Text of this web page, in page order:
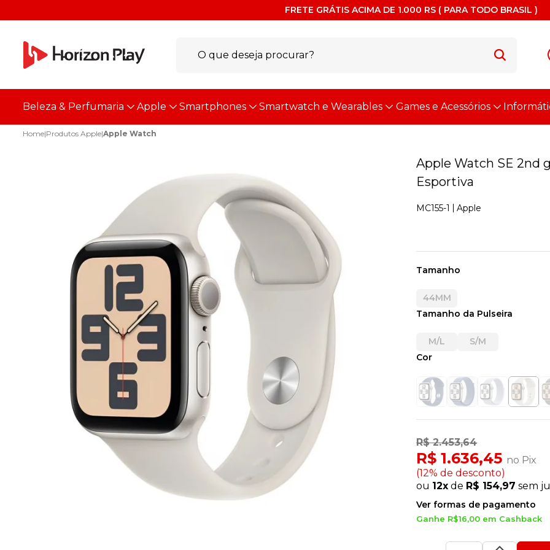
FRETE GRÁTIS ACIMA DE 1.000 RS ( PARA TODO BRASIL )
Beleza & Perfumaria Apple Smartphones Smartwatch e Wearables Games e Acessórios
Home|Produtos Apple|Apple Watch
Apple Watch SE 2nd
Esportiva
MC155-1 Apple
R$ 2.453,64
R$ 1.636,45 no Pix
(12% de desconto)
ou 12x de R$ 154,97 sem
Ver formas de pagamento
Ganhe R$16,00 em Cashback
Tamanho
44MM
Tamanho da Pulseira
M/L
S/M
Cor